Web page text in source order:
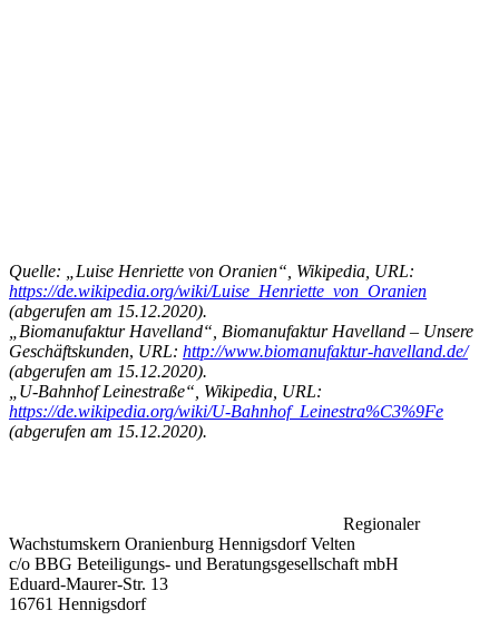
Quelle: „Luise Henriette von Oranien“, Wikipedia, URL:
https://de.wikipedia.org/wiki/Luise_Henriette_von_Oranien
(abgerufen am 15.12.2020).
„Biomanufaktur Havelland“, Biomanufaktur Havelland – Unsere
Geschäftskunden, URL: http://www.biomanufaktur-havelland.de/
(abgerufen am 15.12.2020).
„U-Bahnhof Leinestraße“, Wikipedia, URL:
https://de.wikipedia.org/wiki/U-Bahnhof_Leinestra%C3%9Fe
(abgerufen am 15.12.2020).
Regionaler
Wachstumskern Oranienburg Hennigsdorf Velten
c/o BBG Beteiligungs- und Beratungsgesellschaft mbH
Eduard-Maurer-Str. 13
16761 Hennigsdorf